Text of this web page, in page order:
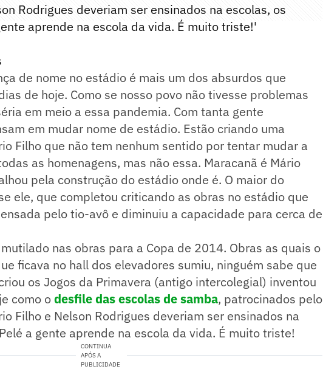
Rodrigues deveriam ser ensinados na escolas, os
aprende na escola da vida. É muito triste!'
de nome no estádio é mais um dos absurdos que
de hoje. Como se nosso povo não tivesse problemas
em meio a essa pandemia. Com tanta gente
em mudar nome de estádio. Estão criando uma
Filho que não tem nenhum sentido por tentar mudar a
as homenagens, mas não essa. Maracanã é Mário
pela construção do estádio onde é. O maior do
ele, que completou criticando as obras no estádio que
pelo tio-avô e diminuiu a capacidade para cerca de
nas obras para a Copa de 2014. Obras as quais o
ficava no hall dos elevadores sumiu, ninguém sabe que
os Jogos da Primavera (antigo intercolegial) inventou
como odesfile das escolas de samba, patrocinados pelo
Filho e Nelson Rodrigues deveriam ser ensinados na
a gente aprende na escola da vida. É muito triste!
CONTINUA
APÓS A
PUBLICIDADE